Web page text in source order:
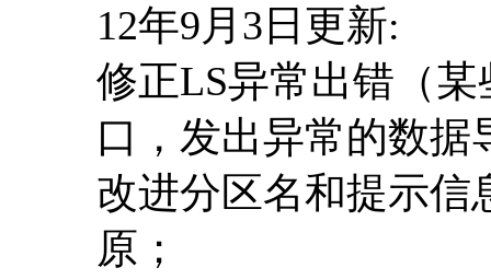
12年9月3日更新:
修正LS异常出错（
口，发出异常的数据
改进分区名和提示信
原；